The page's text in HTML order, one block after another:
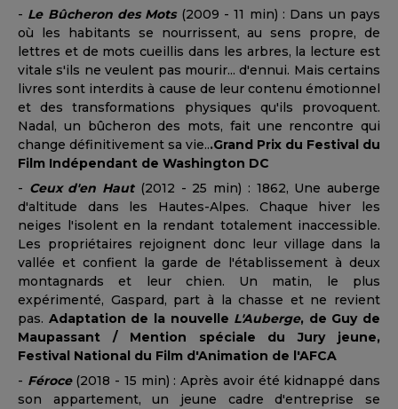
- Le Bûcheron des Mots(2009 - 11 min) : Dans un pays
où les habitants se nourrissent, au sens propre, de
lettres et de mots cueillis dans les arbres, la lecture est
vitale s'ils ne veulent pas mourir... d'ennui. Mais certains
livres sont interdits à cause de leur contenu émotionnel
et des transformations physiques qu'ils provoquent.
Nadal, un bûcheron des mots, fait une rencontre qui
change définitivement sa vie...Grand Prix du Festival du
Film Indépendant de Washington DC
- Ceux d'en Haut(2012 - 25 min) : 1862, Une auberge
d'altitude dans les Hautes-Alpes. Chaque hiver les
neiges l'isolent en la rendant totalement inaccessible.
Les propriétaires rejoignent donc leur village dans la
vallée et confient la garde de l'établissement à deux
montagnards et leur chien. Un matin, le plus
expérimenté, Gaspard, part à la chasse et ne revient
pas. Adaptation de la nouvelle L'Auberge, de Guy de
Maupassant / Mention spéciale du Jury jeune,
Festival National du Film d'Animation de l'AFCA
- Féroce(2018 - 15 min) : Après avoir été kidnappé dans
son appartement, un jeune cadre d'entreprise se